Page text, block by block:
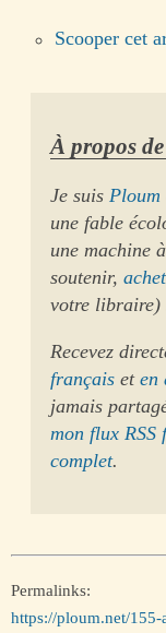
Scooper cet
À propos
Je suisPloum
une fable
une machine
soutenir,
votre libraire)
Recevez
français eten
jamais
mon flux RSS
complet.
Permalinks:
https://ploum.net/